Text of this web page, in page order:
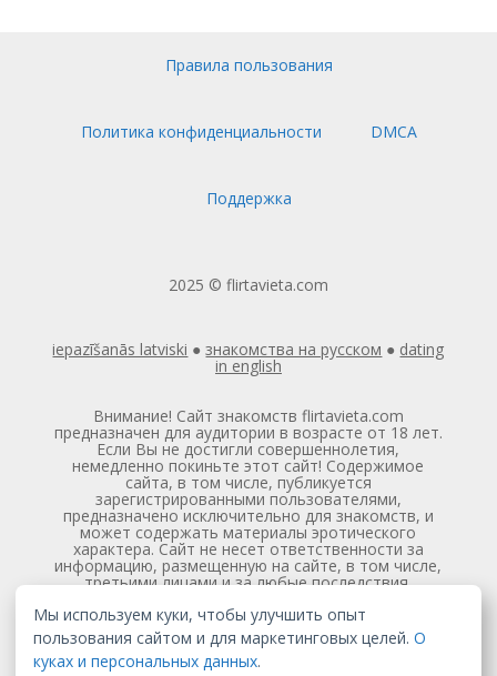
Правила пользования
Политика конфиденциальности DMCA
Поддержка
2025 © flirtavieta.com
iepazīšanās latviski ●знакомства на русском ● dating
in english
Внимание! Сайт знакомств flirtavieta.com
предназначен для аудитории в возрасте от 18 лет.
Если Вы не достигли совершеннолетия,
немедленно покиньте этот сайт! Содержимое
сайта, в том числе, публикуется
зарегистрированными пользователями,
предназначено исключительно для знакомств, и
может содержать материалы эротического
характера. Сайт не несет ответственности за
информацию, размещенную на сайте, в том числе,
третьими лицами и за любые последствия,
Регистрация и/или платные услуги
предоставляются на условиях платной подписки.
Стоимость подписки составляет 2.95€, включая
налоги, в неделю и продляется автоматически
Мы используем куки, чтобы улучшить опыт
пользования сайтом и для маркетинговых целей. О
куках и персональных данных.